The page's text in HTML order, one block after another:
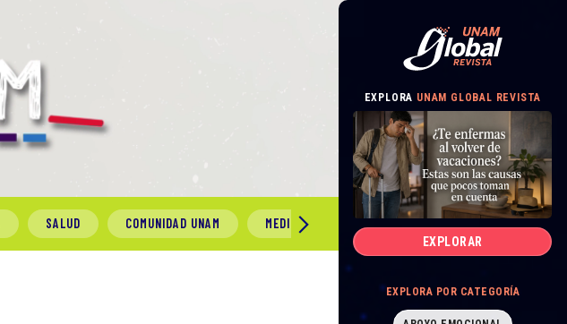
EXPLORA UNAM GLOBAL REVISTA
EXPLORAR
EXPLORA POR CATEGORÍA
SALUD COMUNIDAD UNAM MEDIO AMBIENTE GÉNERO Y SEXUALIDAD